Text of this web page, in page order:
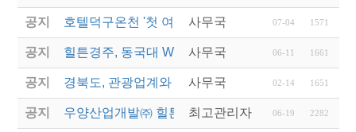
공지 호텔덕구온천 '첫 여성 총지배인' 새 역사를 쓰다
사무국 07-04 1571
공지 힐튼경주, 동국대 WISE캠퍼스에 12년째 장학금 전
사무국 06-11 1661
공지 경북도, 관광업계와 협력해 지역경제 재도약 나선다
사무국 02-14 1651
공지 우양산업개발㈜ 힐튼경주, 동국대 호텔관광외식경
최고관리자 06-19 2282